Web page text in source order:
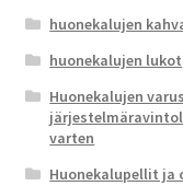
huonekalujen
huonekalujen lukot
Huonekalujen
varten
Huonekalupellit ja